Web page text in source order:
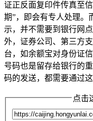
证正反面复印件传真至
期”，即会有专人处理。
示，并不需要到银行网
外，证券公司、第三方
台，如余额宝对身份证
号码也是留存给银行的
码的发送，都需要通过这
点击